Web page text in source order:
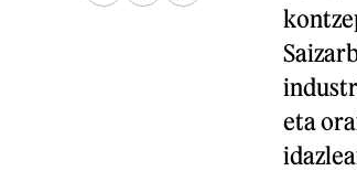
eta